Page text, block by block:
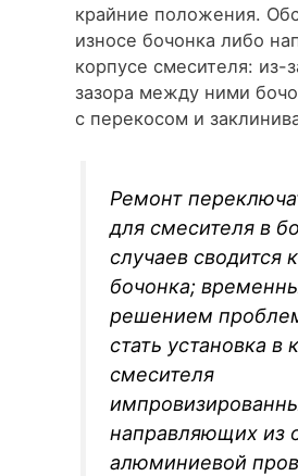
крайние положения.
износе бочонка либо
корпусе смесителя: из-
зазора между ними
с перекосом и
Ремонт
для смесителя в
случаев сводится
бочонка;
решением
стать установка в
смесителя
направляющих из
алюминиевой